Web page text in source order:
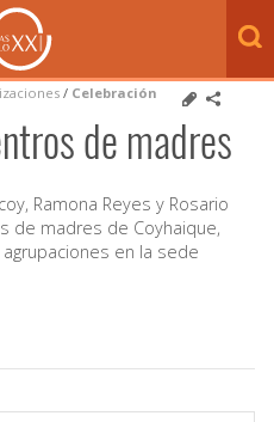
/ Celebración
de madres
Ramona Reyes y Rosario
de madres de Coyhaique,
en la sede